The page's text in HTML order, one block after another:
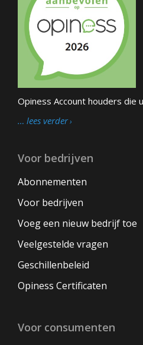
Opiness Account houders die
… lees verder
Voor bedrijven
Abonnementen
Voor bedrijven
Voeg een nieuw bedrijf toe
Veelgestelde vragen
Geschillenbeleid
Opiness Certificaten
Voor consumenten